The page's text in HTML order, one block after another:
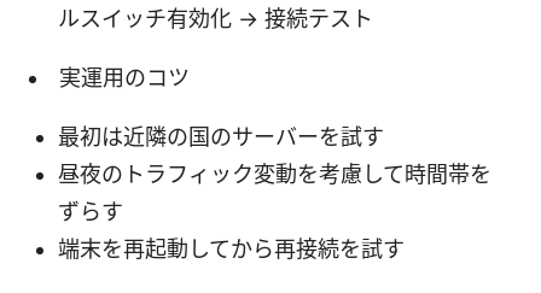
ルスイッチ有効化 → 接続テスト
実運用のコツ
最初は近隣の国のサーバーを試す
昼夜のトラフィック変動を考慮して時間帯を
ずらす
端末を再起動してから再接続を試す